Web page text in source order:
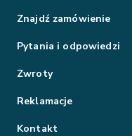
Znajdź zamówienie
Pytania i odpowiedzi
Zwroty
Reklamacje
Kontakt